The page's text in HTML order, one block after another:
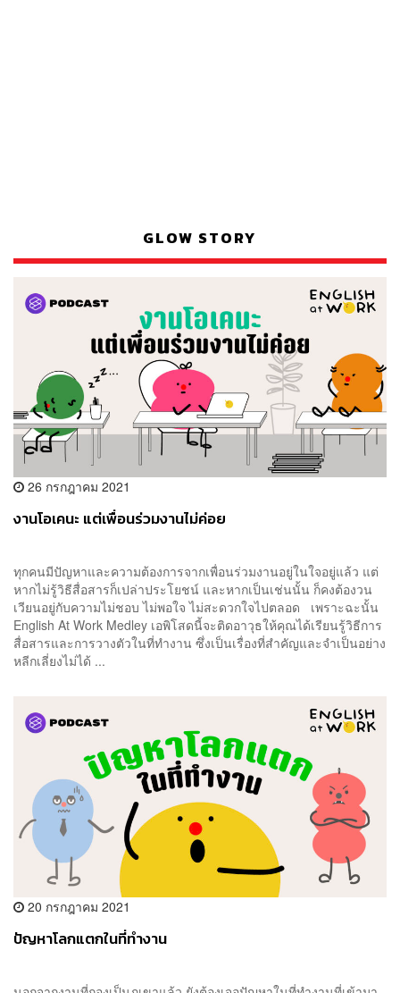
GLOW STORY
26 กรกฎาคม 2021
งานโอเคนะ แต่เพื่อนร่วมงานไม่ค่อย
ทุกคนมีปัญหาและความต้องการจากเพื่อนร่วมงานอยู่ในใจอยู่แล้ว แต่
หากไม่รู้วิธีสื่อสารก็เปล่าประโยชน์ และหากเป็นเช่นนั้น ก็คงต้องวน
เวียนอยู่กับความไม่ชอบ ไม่พอใจ ไม่สะดวกใจไปตลอด เพราะฉะนั้น
English At Work Medley เอพิโสดนี้จะติดอาวุธให้คุณได้เรียนรู้วิธีการ
สื่อสารและการวางตัวในที่ทำงาน ซึ่งเป็นเรื่องที่สำคัญและจำเป็นอย่าง
หลีกเลี่ยงไม่ได้ ...
20 กรกฎาคม 2021
ปัญหาโลกแตกในที่ทำงาน